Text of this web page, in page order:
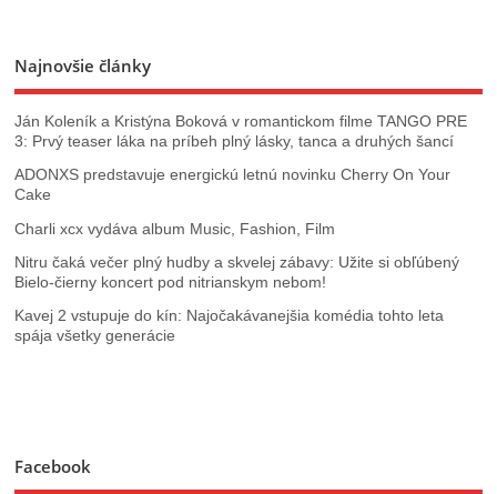
Najnovšie články
Ján Koleník a Kristýna Boková v romantickom filme TANGO PRE
3: Prvý teaser láka na príbeh plný lásky, tanca a druhých šancí
ADONXS predstavuje energickú letnú novinku Cherry On Your
Cake
Charli xcx vydáva album Music, Fashion, Film
Nitru čaká večer plný hudby a skvelej zábavy: Užite si obľúbený
Bielo-čierny koncert pod nitrianskym nebom!
Kavej 2 vstupuje do kín: Najočakávanejšia komédia tohto leta
spája všetky generácie
Facebook